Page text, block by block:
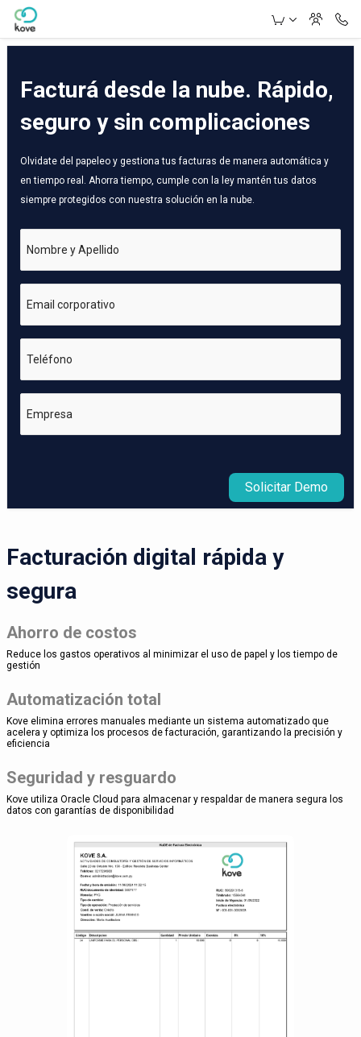
Skip to Main Content
Facturá desde la nube. Rápido,
seguro y sin complicaciones
Olvidate del papeleo y gestiona tus facturas de manera automática y
en tiempo real. Ahorra tiempo, cumple con la ley mantén tus datos
siempre protegidos con nuestra solución en la nube.
Nombre y Apellido
Email corporativo
Teléfono
Empresa
Solicitar Demo
Facturación digital rápida y
segura
Ahorro de costos
Reduce los gastos operativos al minimizar el uso de papel y los tiempo de
gestión
Automatización total
Kove elimina errores manuales mediante un sistema automatizado que
acelera y optimiza los procesos de facturación, garantizando la precisión y
eficiencia
Seguridad y resguardo
Kove utiliza Oracle Cloud para almacenar y respaldar de manera segura los
datos con garantías de disponibilidad